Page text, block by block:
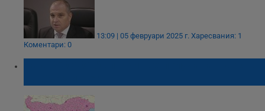
13:09 | 05 февруари 2025 г. Харесвания: 1
Коментари: 0